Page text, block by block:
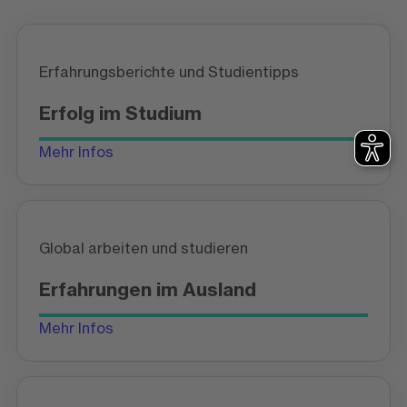
Erfahrungsberichte und Studientipps
Erfolg im Studium
Mehr Infos
Global arbeiten und studieren
Erfahrungen im Ausland
Mehr Infos